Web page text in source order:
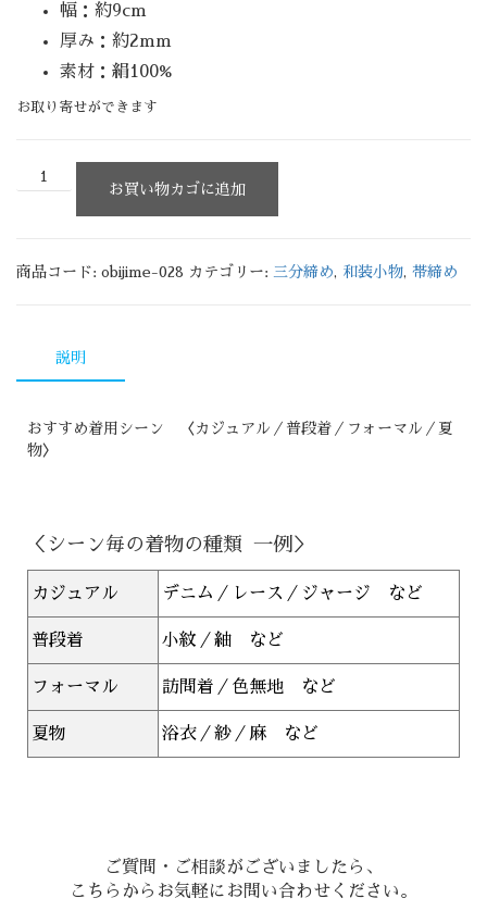
幅：約9cm
厚み：約2mm
素材：絹100%
お取り寄せができます
お買い物カゴに追加
商品コード: obijime-028 カテゴリー: 三分締め, 和装小物, 帯締め
説明
おすすめ着用シーン 〈カジュアル／普段着／フォーマル／夏
物〉
＜シーン毎の着物の種類 一例＞
カジュアル デニム／レース／ジャージ など
普段着 小紋／紬 など
フォーマル 訪問着／色無地 など
夏物 浴衣／紗／麻 など
ご質問・ご相談がございましたら、
こちらからお気軽にお問い合わせください。